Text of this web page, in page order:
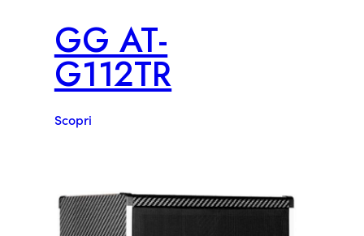
GG AT-
G112TR
Scopri